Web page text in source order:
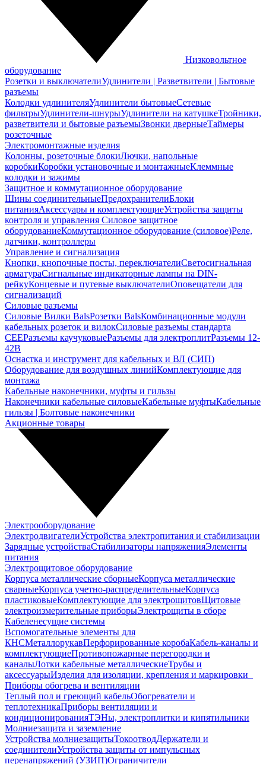
Низковольтное
оборудование
Розетки и выключателиУдлинители | Разветвители | Бытовые
разъемы
Колодки удлинителяУдлинители бытовыеСетевые
фильтрыУдлинители-шнурыУдлинители на катушкеТройники,
разветвители и бытовые разъемыЗвонки дверныеТаймеры
розеточные
Электромонтажные изделия
Колонны, розеточные блокиЛючки, напольные
коробкиКоробки установочные и монтажныеКлеммные
колодки и зажимы
Защитное и коммутационное оборудование
Шины соединительныеПредохранителиБлоки
питанияАксессуары и комплектующиеУстройства защиты
контроля и управления Силовое защитное
оборудованиеКоммутационное оборудование (силовое)Реле,
датчики, контроллеры
Управление и сигнализация
Кнопки, кнопочные посты, переключателиСветосигнальная
арматураСигнальные индикаторные лампы на DIN-
рейкуКонцевые и путевые выключателиОповещатели для
сигнализаций
Силовые разъемы
Силовые Вилки BalsРозетки BalsКомбинационные модули
кабельных розеток и вилокСиловые разъемы стандарта
CEEРазъемы каучуковыеРазъемы для электроплитРазъемы 12-
42В
Оснастка и инструмент для кабельных и ВЛ (СИП)
Оборудование для воздушных линийКомплектующие для
монтажа
Кабельные наконечники, муфты и гильзы
Наконечники кабельные силовыеКабельные муфтыКабельные
гильзы | Болтовые наконечники
Акционные товары
Электрооборудование
ЭлектродвигателиУстройства электропитания и стабилизации
Зарядные устройстваСтабилизаторы напряженияЭлементы
питания
Электрощитовое оборудование
Корпуса металлические сборныеКорпуса металлические
сварныеКорпуса учетно-распределительныеКорпуса
пластиковыеКомплектующие для электрощитовЩитовые
электроизмерительные приборыЭлектрощиты в сборе
Кабеленесущие системы
Вспомогательные элементы для
КНСМеталлорукавПерфорированные коробаКабель-каналы и
комплектующиеПротивопожарные перегородки и
каналыЛотки кабельные металлическиеТрубы и
аксессуарыИзделия для изоляции, крепления и маркировки
Приборы обогрева и вентиляции
Теплый пол и греющий кабельОбогреватели и
теплотехникаПриборы вентиляции и
кондиционированияТЭНы, электроплитки и кипятильники
Молниезащита и заземление
Устройства молниезащитыТокоотводДержатели и
соединителиУстройства защиты от импульсных
перенапряжений (УЗИП)Ограничители